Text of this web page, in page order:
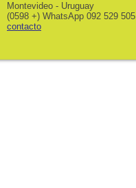
Montevideo - Uruguay
(0598 +) WhatsApp 092 529 505
contacto